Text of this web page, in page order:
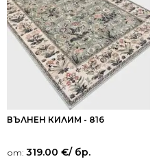
ВЪЛНЕН КИЛИМ - 816
от: 319.00 €/ бр.